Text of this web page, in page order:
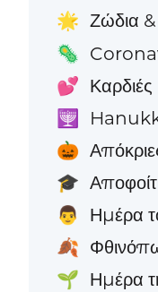
🌟 Ζώδια
🦠
💕 Καρδιές
🕎
🎃
🎓
👨 Ημέρα
🍂
🌱 Ημέρα